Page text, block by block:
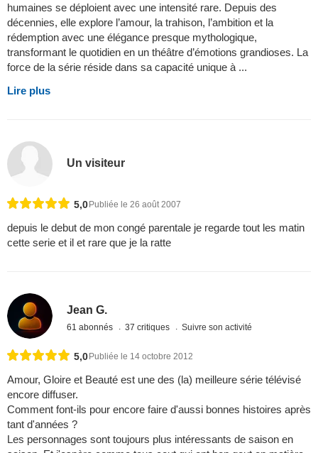
humaines se déploient avec une intensité rare. Depuis des
décennies, elle explore l’amour, la trahison, l’ambition et la
rédemption avec une élégance presque mythologique,
transformant le quotidien en un théâtre d’émotions grandioses. La
force de la série réside dans sa capacité unique à ...
Lire plus
Un visiteur
5,0 Publiée le 26 août 2007
depuis le debut de mon congé parentale je regarde tout les matin
cette serie et il et rare que je la ratte
Jean G.
61 abonnés 37 critiques Suivre son activité
5,0 Publiée le 14 octobre 2012
Amour, Gloire et Beauté est une des (la) meilleure série télévisé
encore diffuser.
Comment font-ils pour encore faire d'aussi bonnes histoires après
tant d'années ?
Les personnages sont toujours plus intéressants de saison en